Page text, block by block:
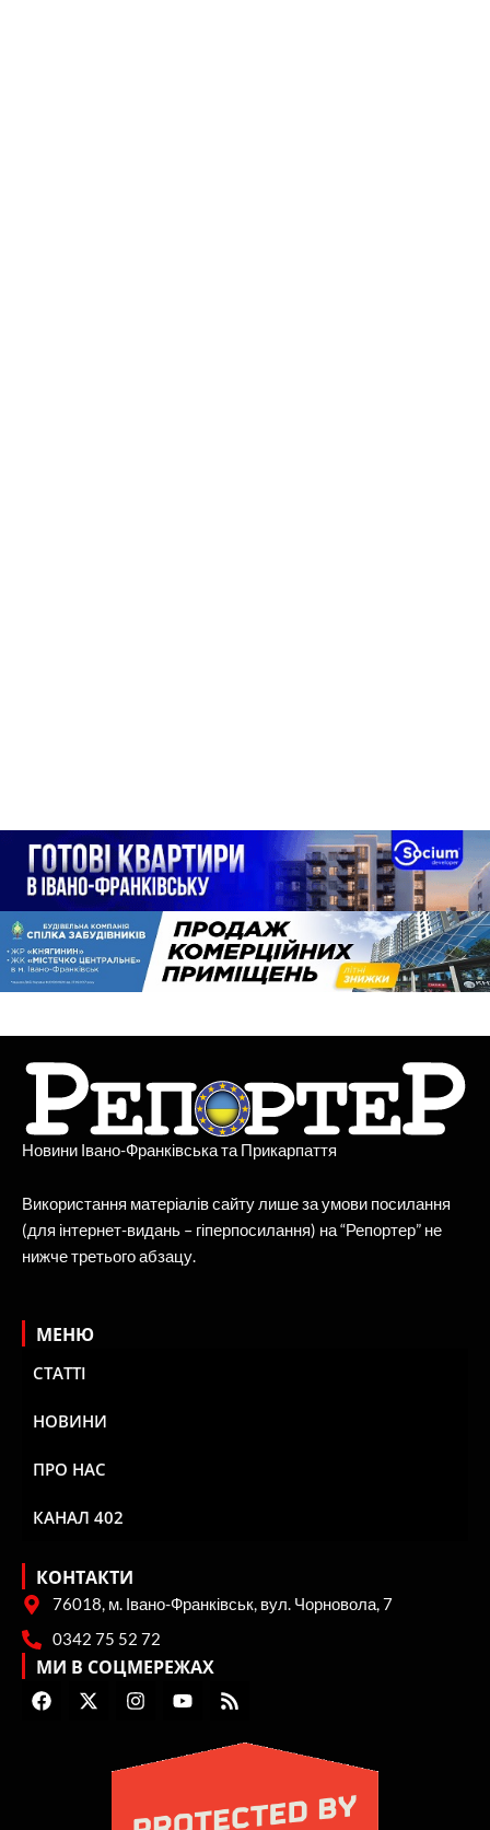
Новини Івано-Франківська та Прикарпаття
Використання матеріалів сайту лише за умови посилання
(для інтернет-видань – гіперпосилання) на “Репортер” не
нижче третього абзацу.
МЕНЮ
СТАТТІ
НОВИНИ
ПРО НАС
КАНАЛ 402
КОНТАКТИ
76018, м. Івано-Франківськ, вул. Чорновола, 7
0342 75 52 72
МИ В СОЦМЕРЕЖАХ
F
a
X
-
I
n
a
Y
o
t
e
R
s